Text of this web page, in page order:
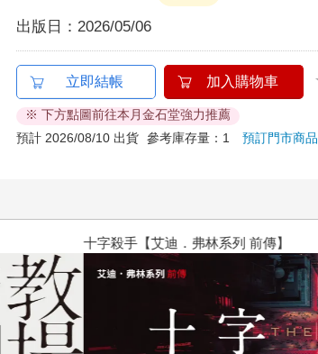
出版日： 2026/05/06
立即結帳 加入購物車
※ 下方點圖前往本月金石堂強力推薦
預計 2026/08/10 出貨 參考庫存量：1預訂門市商品
十字殺手【艾迪．弗林系列 前傳】